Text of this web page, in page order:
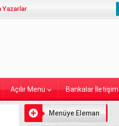
Yazarlar
Açılır Menü Bankalar İletişim
Menüye Eleman